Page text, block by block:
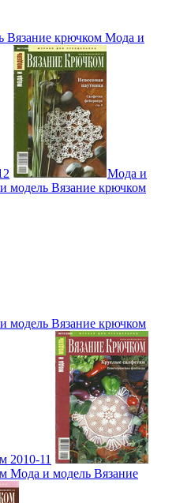
Вязание крючком Мода и
Мода и
модель Вязание крючком
модель Вязание крючком
2010-11
Мода и модель Вязание